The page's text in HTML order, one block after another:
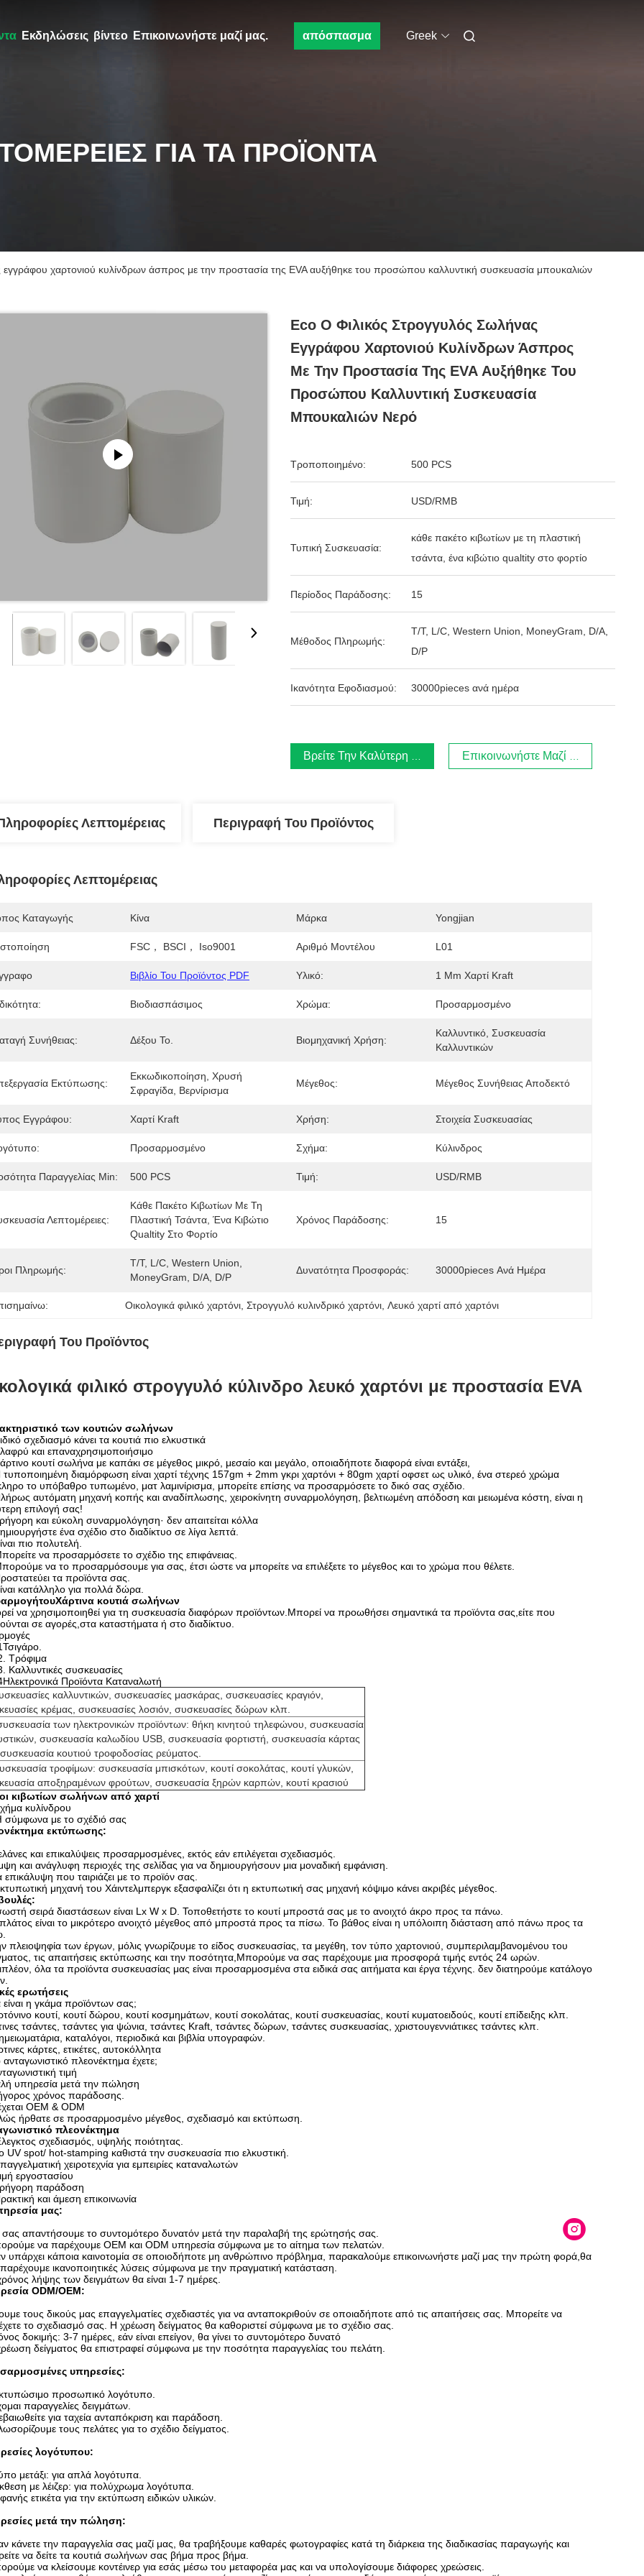
Εκδηλώσεις βίντεο Επικοινωνήστε μαζί μας. απόσπασμα Greek
ΓΙΑ ΤΑ ΠΡΟΪΌΝΤΑ
χαρτονιού κυλίνδρων άσπρος με την προστασία της EVA αυξήθηκε του προσώπου καλλυντική συσκευασία μπουκαλιών
Eco Ο Φιλικός Στρογγυλός Σωλήνας
Εγγράφου Χαρτονιού Κυλίνδρων Άσπρος
Με Την Προστασία Της EVA Αυξήθηκε Του
Προσώπου Καλλυντική Συσκευασία
Μπουκαλιών Νερό
Τροποποιημένο: 500 PCS
Τιμή: USD/RMB
Τυπική Συσκευασία:
κάθε πακέτο κιβωτίων με τη πλαστική
τσάντα, ένα κιβώτιο qualtity στο φορτίο
Περίοδος Παράδοσης: 15
Μέθοδος Πληρωμής:
T/T, L/C, Western Union, MoneyGram, D/A,
D/P
Ικανότητα Εφοδιασμού: 30000pieces ανά ημέρα
Βρείτε Την Καλύτερη Τιμή Επικοινωνήστε Μαζί Μας.
Λεπτομέρειας Περιγραφή Του Προϊόντος
Λεπτομέρειας
Καταγωγής Κίνα Μάρκα Yongjian
FSC， BSCI， Iso9001 Αριθμό Μοντέλου L01
Βιβλίο Του Προϊόντος PDF Υλικό: 1 Mm Χαρτί Kraft
Βιοδιασπάσιμος Χρώμα: Προσαρμοσμένο
Συνήθειας: Δέξου Το. Βιομηχανική Χρήση:
Καλλυντικό, Συσκευασία
Καλλυντικών
Εκτύπωσης:
Εκκωδικοποίηση, Χρυσή
Σφραγίδα, Βερνίρισμα
Μέγεθος: Μέγεθος Συνήθειας Αποδεκτό
Εγγράφου: Χαρτί Kraft Χρήση: Στοιχεία Συσκευασίας
Προσαρμοσμένο Σχήμα: Κύλινδρος
Παραγγελίας Min: 500 PCS Τιμή: USD/RMB
Λεπτομέρειες:
Κάθε Πακέτο Κιβωτίων Με Τη
Πλαστική Τσάντα, Ένα Κιβώτιο
Qualtity Στο Φορτίο
Χρόνος Παράδοσης: 15
Πληρωμής:
T/T, L/C, Western Union,
MoneyGram, D/A, D/P
Δυνατότητα Προσφοράς: 30000pieces Ανά Ημέρα
Οικολογικά φιλικό χαρτόνι , Στρογγυλό κυλινδρικό χαρτόνι , Λευκό χαρτί από χαρτόνι
Του Προϊόντος
φιλικό στρογγυλό κύλινδρο λευκό χαρτόνι με προστασία EVA
των κουτιών σωλήνων
σχεδιασμό κάνει τα κουτιά πιο ελκυστικά
και επαναχρησιμοποιήσιμο
κουτί σωλήνα με καπάκι σε μέγεθος μικρό, μεσαίο και μεγάλο, οποιαδήποτε διαφορά είναι εντάξει,
τυποποιημένη διαμόρφωση είναι χαρτί τέχνης 157gm + 2mm γκρι χαρτόνι + 80gm χαρτί οφσετ ως υλικό, ένα στερεό χρώμα
το υπόβαθρο τυπωμένο, ματ λαμινίρισμα, μπορείτε επίσης να προσαρμόσετε το δικό σας σχέδιο.
αυτόματη μηχανή κοπής και αναδίπλωσης, χειροκίνητη συναρμολόγηση, βελτιωμένη απόδοση και μειωμένα κόστη, είναι η
επιλογή σας!
και εύκολη συναρμολόγηση· δεν απαιτείται κόλλα
ένα σχέδιο στο διαδίκτυο σε λίγα λεπτά.
πιο πολυτελή.
να προσαρμόσετε το σχέδιο της επιφάνειας.
να το προσαρμόσουμε για σας, έτσι ώστε να μπορείτε να επιλέξετε το μέγεθος και το χρώμα που θέλετε.
τα προϊόντα σας.
κατάλληλο για πολλά δώρα.
τουΧάρτινα κουτιά σωλήνων
να χρησιμοποιηθεί για τη συσκευασία διαφόρων προϊόντων.Μπορεί να προωθήσει σημαντικά τα προϊόντα σας,είτε που
σε αγορές,στα καταστήματα ή στο διαδίκτυο.
Τρόφιμα
Καλλυντικές συσκευασίες
Προϊόντα Καταναλωτή
καλλυντικών, συσκευασίες μασκάρας, συσκευασίες κραγιόν,
κρέμας, συσκευασίες λοσιόν, συσκευασίες δώρων κλπ.
των ηλεκτρονικών προϊόντων: θήκη κινητού τηλεφώνου, συσκευασία
συσκευασία καλωδίου USB, συσκευασία φορτιστή, συσκευασία κάρτας
κουτιού τροφοδοσίας ρεύματος.
τροφίμων: συσκευασία μπισκότων, κουτί σοκολάτας, κουτί γλυκών,
αποξηραμένων φρούτων, συσκευασία ξηρών καρπών, κουτί κρασιού
κιβωτίων σωλήνων από χαρτί
κυλίνδρου
σύμφωνα με το σχέδιό σας
εκτύπωσης:
και επικαλύψεις προσαρμοσμένες, εκτός εάν επιλέγεται σχεδιασμός.
και ανάγλυφη περιοχές της σελίδας για να δημιουργήσουν μια μοναδική εμφάνιση.
επικάλυψη που ταιριάζει με το προϊόν σας.
μηχανή του Χάιντελμπεργκ εξασφαλίζει ότι η εκτυπωτική σας μηχανή κόψιμο κάνει ακριβές μέγεθος.
σειρά διαστάσεων είναι Lx W x D. Τοποθετήστε το κουτί μπροστά σας με το ανοιχτό άκρο προς τα πάνω.
είναι το μικρότερο ανοιχτό μέγεθος από μπροστά προς τα πίσω. Το βάθος είναι η υπόλοιπη διάσταση από πάνω προς τα
πλειοψηφία των έργων, μόλις γνωρίζουμε το είδος συσκευασίας, τα μεγέθη, τον τύπο χαρτονιού, συμπεριλαμβανομένου του
τις απαιτήσεις εκτύπωσης και την ποσότητα,Μπορούμε να σας παρέχουμε μια προσφορά τιμής εντός 24 ωρών.
όλα τα προϊόντα συσκευασίας μας είναι προσαρμοσμένα στα ειδικά σας αιτήματα και έργα τέχνης. δεν διατηρούμε κατάλογο
ερωτήσεις
είναι η γκάμα προϊόντων σας;
κουτί, κουτί δώρου, κουτί κοσμημάτων, κουτί σοκολάτας, κουτί συσκευασίας, κουτί κυματοειδούς, κουτί επίδειξης κλπ.
τσάντες, τσάντες για ψώνια, τσάντες Kraft, τσάντες δώρων, τσάντες συσκευασίας, χριστουγεννιάτικες τσάντες κλπ.
καταλόγοι, περιοδικά και βιβλία υπογραφών.
κάρτες, ετικέτες, αυτοκόλλητα
ανταγωνιστικό πλεονέκτημα έχετε;
τιμή
υπηρεσία μετά την πώληση
χρόνος παράδοσης.
OEM & ODM
ήρθατε σε προσαρμοσμένο μέγεθος, σχεδιασμό και εκτύπωση.
πλεονέκτημα
σχεδιασμός, υψηλής ποιότητας.
UV spot/ hot-stamping καθιστά την συσκευασία πιο ελκυστική.
χειροτεχνία για εμπειρίες καταναλωτών
εργοστασίου
παράδοση
και άμεση επικοινωνία
μας:
απαντήσουμε το συντομότερο δυνατόν μετά την παραλαβή της ερώτησής σας.
να παρέχουμε OEM και ODM υπηρεσία σύμφωνα με το αίτημα των πελατών.
υπάρχει κάποια καινοτομία σε οποιοδήποτε μη ανθρώπινο πρόβλημα, παρακαλούμε επικοινωνήστε μαζί μας την πρώτη φορά,θα
ικανοποιητικές λύσεις σύμφωνα με την πραγματική κατάσταση.
λήψης των δειγμάτων θα είναι 1-7 ημέρες.
ODM/OEM:
τους δικούς μας επαγγελματίες σχεδιαστές για να ανταποκριθούν σε οποιαδήποτε από τις απαιτήσεις σας. Μπορείτε να
το σχεδιασμό σας. Η χρέωση δείγματος θα καθοριστεί σύμφωνα με το σχέδιο σας.
δοκιμής: 3-7 ημέρες, εάν είναι επείγον, θα γίνει το συντομότερο δυνατό
δείγματος θα επιστραφεί σύμφωνα με την ποσότητα παραγγελίας του πελάτη.
υπηρεσίες:
προσωπικό λογότυπο.
παραγγελίες δειγμάτων.
για ταχεία ανταπόκριση και παράδοση.
τους πελάτες για το σχέδιο δείγματος.
λογότυπου:
μετάξι: για απλά λογότυπα.
με λέιζερ: για πολύχρωμα λογότυπα.
ετικέτα για την εκτύπωση ειδικών υλικών.
μετά την πώληση:
κάνετε την παραγγελία σας μαζί μας, θα τραβήξουμε καθαρές φωτογραφίες κατά τη διάρκεια της διαδικασίας παραγωγής και
να δείτε τα κουτιά σωλήνων σας βήμα προς βήμα.
να κλείσουμε κοντέινερ για εσάς μέσω του μεταφορέα μας και να υπολογίσουμε διάφορες χρεώσεις.